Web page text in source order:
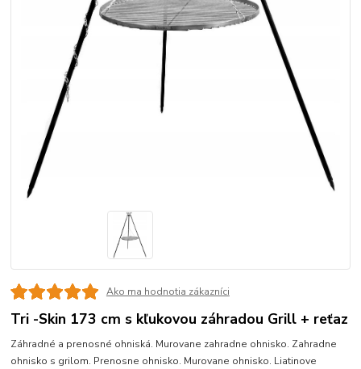
Ako ma hodnotia zákazníci
Tri -Skin 173 cm s kľukovou záhradou Grill + reťaz
Záhradné a prenosné ohniská. Murovane zahradne ohnisko. Zahradne
ohnisko s grilom. Prenosne ohnisko. Murovane ohnisko. Liatinove